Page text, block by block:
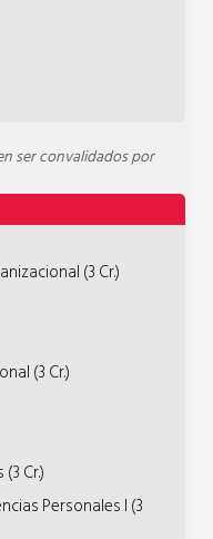
ser convalidados por
(3 Cr.)
(3 Cr.)
Cr.)
Personales I (3